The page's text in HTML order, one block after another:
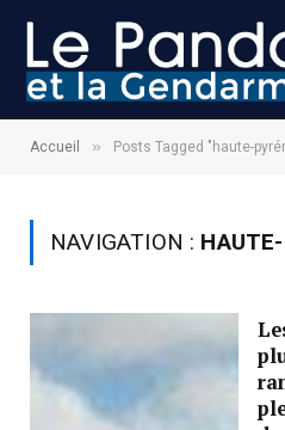
Accueil » Posts Tagged "haute-
NAVIGATION :